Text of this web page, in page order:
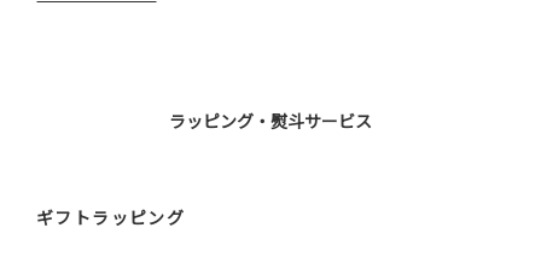
ラッピング・熨斗サービス
ギフトラッピング